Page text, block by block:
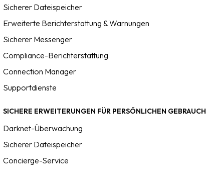
Sicherer Dateispeicher
Erweiterte Berichterstattung & Warnungen
Sicherer Messenger
Compliance-Berichterstattung
Connection Manager
Supportdienste
SICHERE ERWEITERUNGEN FÜR PERSÖNLICHEN GEBRAUCH
Darknet-Überwachung
Sicherer Dateispeicher
Concierge-Service